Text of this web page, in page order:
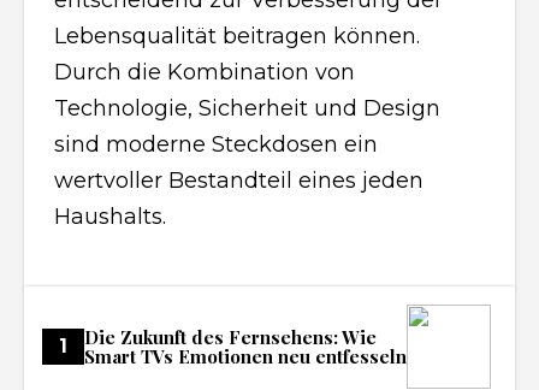
Lebensqualität beitragen können.
Durch die Kombination von
Technologie, Sicherheit und Design
sind moderne Steckdosen ein
wertvoller Bestandteil eines jeden
Haushalts.
1
Die Zukunft des Fernsehens: Wie
Smart TVs Emotionen neu entfesseln